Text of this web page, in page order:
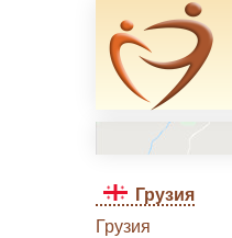
Грузия
Грузия